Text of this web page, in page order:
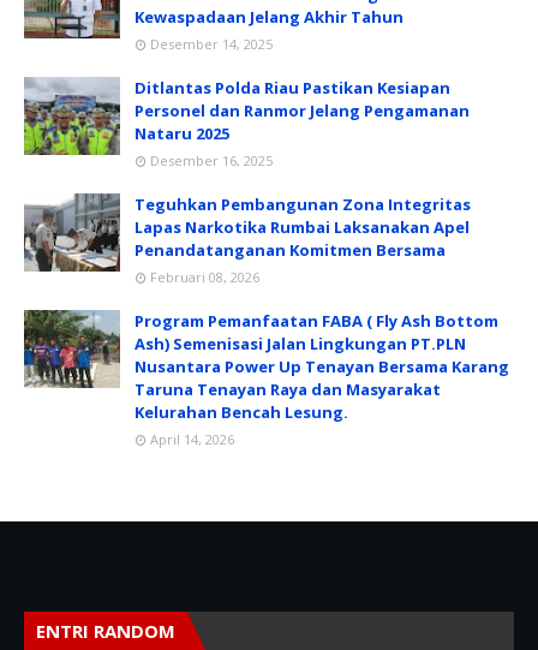
Kewaspadaan Jelang Akhir Tahun
Desember 14, 2025
Ditlantas Polda Riau Pastikan Kesiapan
Personel dan Ranmor Jelang Pengamanan
Nataru 2025
Desember 16, 2025
Teguhkan Pembangunan Zona Integritas
Lapas Narkotika Rumbai Laksanakan Apel
Penandatanganan Komitmen Bersama
Februari 08, 2026
Program Pemanfaatan FABA ( Fly Ash Bottom
Ash) Semenisasi Jalan Lingkungan PT.PLN
Nusantara Power Up Tenayan Bersama Karang
Taruna Tenayan Raya dan Masyarakat
Kelurahan Bencah Lesung.
April 14, 2026
ENTRI RANDOM